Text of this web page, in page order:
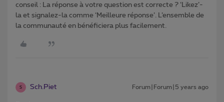
conseil : La réponse à votre question est correcte ? ‘Likez’-
la et signalez-la comme ‘Meilleure réponse’. L’ensemble de
la communauté en bénéficiera plus facilement.
S Sch.Piet Forum|Forum|5 years ago